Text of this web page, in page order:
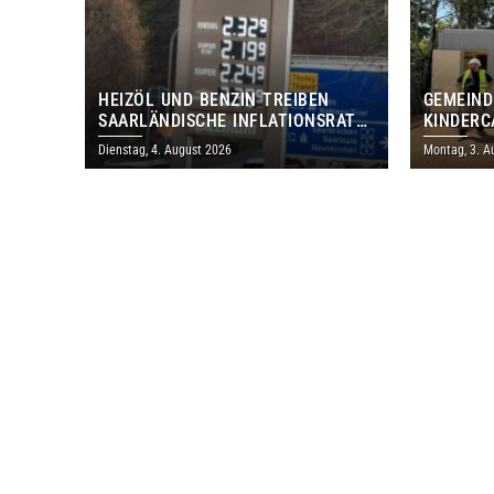
HEIZÖL UND BENZIN TREIBEN
SAARLÄNDISCHE INFLATIONSRATE
IM JULI AUF 3,2 PROZENT
Dienstag, 4. August 2026 Montag, 3.